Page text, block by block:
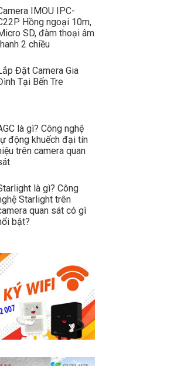
IMOU IPC-
Hồng ngoại 10m,
SD, đàm thoại âm
2 chiều
Đặt Camera Gia
Tại Bến Tre
là gì? Công nghệ
động khuếch đại tín
trên camera quan
là gì? Công
Starlight trên
quan sát có gì
bật?